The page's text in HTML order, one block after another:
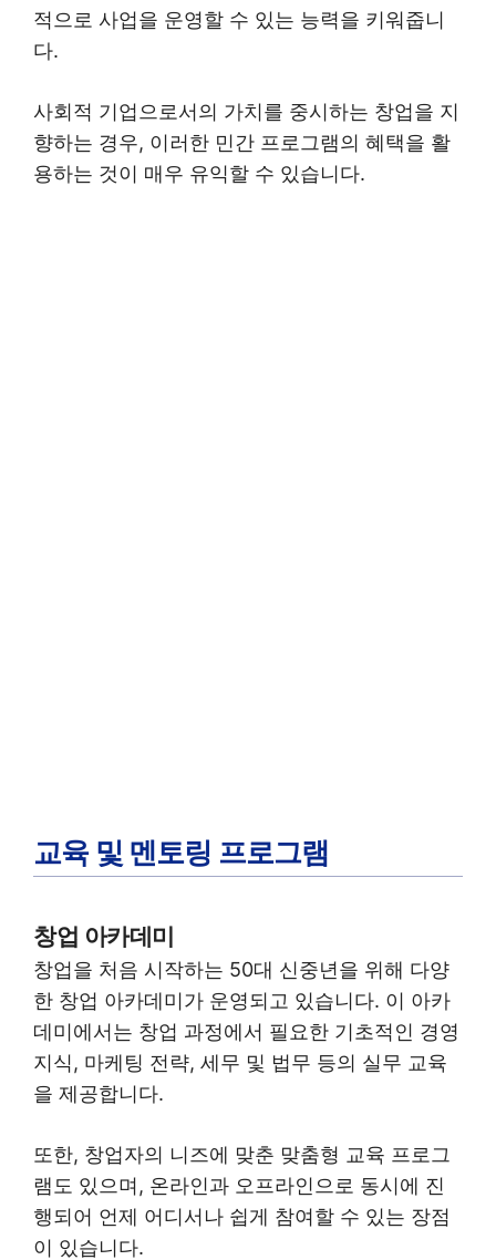
적으로 사업을 운영할 수 있는 능력을 키워줍니
다.
사회적 기업으로서의 가치를 중시하는 창업을 지
향하는 경우, 이러한 민간 프로그램의 혜택을 활
용하는 것이 매우 유익할 수 있습니다.
교육 및 멘토링 프로그램
창업 아카데미
창업을 처음 시작하는 50대 신중년을 위해 다양
한 창업 아카데미가 운영되고 있습니다. 이 아카
데미에서는 창업 과정에서 필요한 기초적인 경영
지식, 마케팅 전략, 세무 및 법무 등의 실무 교육
을 제공합니다.
또한, 창업자의 니즈에 맞춘 맞춤형 교육 프로그
램도 있으며, 온라인과 오프라인으로 동시에 진
행되어 언제 어디서나 쉽게 참여할 수 있는 장점
이 있습니다.